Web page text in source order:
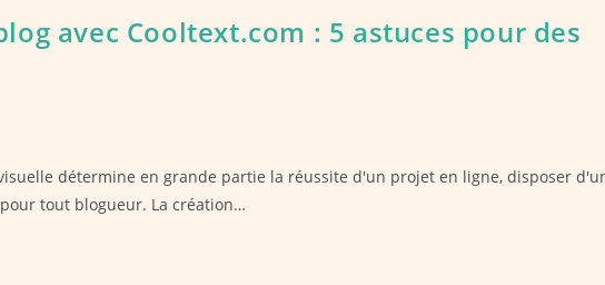
avec Cooltext.com : 5 astuces pour des
détermine en grande partie la réussite d'un projet en ligne, disposer
tout blogueur. La création…